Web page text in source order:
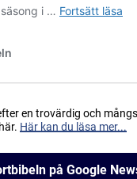
en trovärdig och
Här kan du läsa mer...
på Google